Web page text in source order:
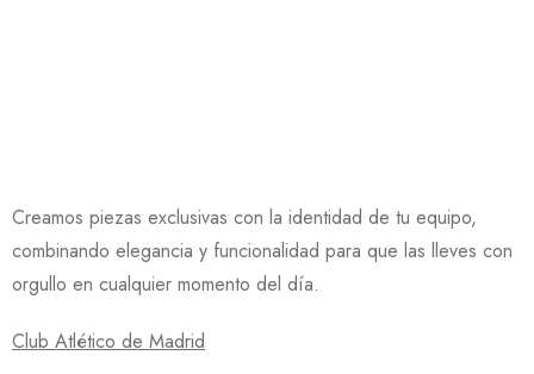
Creamos piezas exclusivas con la identidad de tu equipo,
combinando elegancia y funcionalidad para que las lleves con
orgullo en cualquier momento del día.
Club Atlético de Madrid